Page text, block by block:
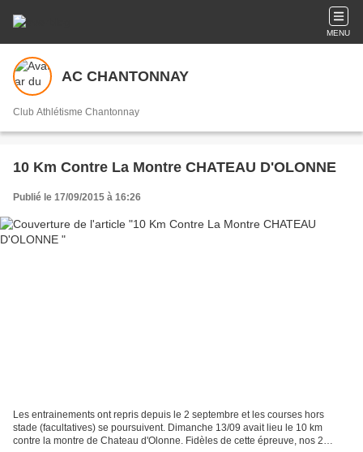
MENU
AC CHANTONNAY
Club Athlétisme Chantonnay
10 Km Contre La Montre CHATEAU D'OLONNE
Publié le 17/09/2015 à 16:26
Les entrainements ont repris depuis le 2 septembre et les courses hors
stade (facultatives) se poursuivent. Dimanche 13/09 avait lieu le 10 km
contre la montre de Chateau d'Olonne. Fidèles de cette épreuve, nos 2